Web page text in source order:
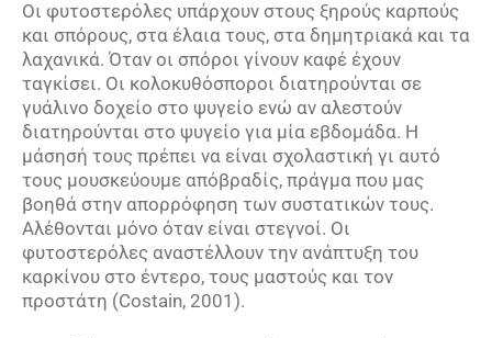
Οι φυτοστερόλες υπάρχουν στους ξηρούς καρπούς
και σπόρους, στα έλαια τους, στα δημητριακά και τα
λαχανικά. Όταν οι σπόροι γίνουν καφέ έχουν
ταγκίσει. Οι κολοκυθόσποροι διατηρούνται σε
γυάλινο δοχείο στο ψυγείο ενώ αν αλεστούν
διατηρούνται στο ψυγείο για μία εβδομάδα. Η
μάσησή τους πρέπει να είναι σχολαστική γι αυτό
τους μουσκεύουμε απόβραδίς, πράγμα που μας
βοηθά στην απορρόφηση των συστατικών τους.
Αλέθονται μόνο όταν είναι στεγνοί. Οι
φυτοστερόλες αναστέλλουν την ανάπτυξη του
καρκίνου στο έντερο, τους μαστούς και τον
προστάτη (Costain, 2001).